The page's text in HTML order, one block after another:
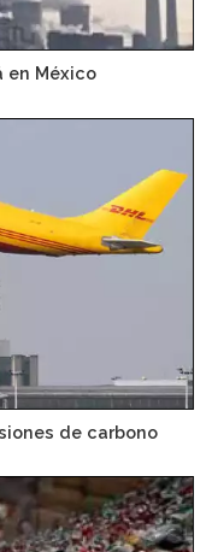
en México
de carbono